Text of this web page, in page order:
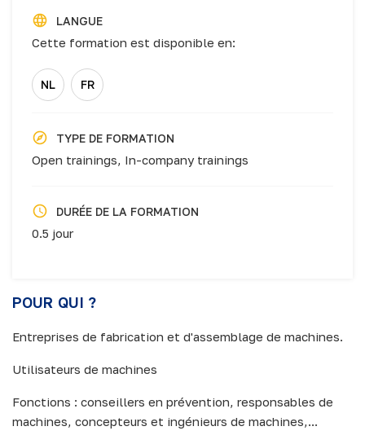
POUR QUI ?
Entreprises de fabrication et d'assemblage de machines.
Utilisateurs de machines
Fonctions : conseillers en prévention, responsables de
machines, concepteurs et ingénieurs de machines,...
LANGUE
Cette formation est disponible en:
NL FR
TYPE DE FORMATION
Open trainings, In-company trainings
DURÉE DE LA FORMATION
0.5 jour